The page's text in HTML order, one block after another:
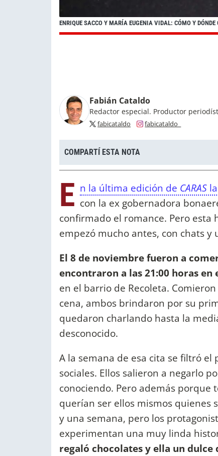
ENRIQUE SACCO Y MARÍA EUGENIA VIDAL: CÓMO Y
Fabián Cataldo
Redactor especial. Productor
fabicataldo fabicataldo_
COMPARTÍ ESTA NOTA
E n la última edición de CARAS
con la ex gobernadora
confirmado el romance. Pero esta
empezó mucho antes, con chats
El 8 de noviembre fueron a
encontraron a las 21:00 horas
en el barrio de Recoleta.
cena, ambos brindaron por su
quedaron charlando hasta la
desconocido.
A la semana de esa cita se filtró
sociales. Ellos salieron a negarlo
conociendo. Pero además porque
querían ser ellos mismos quienes
y una semana, pero los
experimentan una muy linda
regaló chocolates y ella un